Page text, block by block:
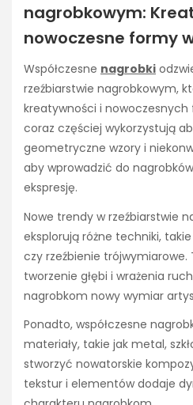
nagrobkowym:
nowoczesne formy
Współczesne nagrobki
rzeźbiarstwie nagrobkowym,
kreatywności i
coraz częściej wykorzystują
geometryczne wzory i
aby wprowadzić do
ekspresję.
Nowe trendy w rzeźbiarstwie
eksplorują różne techniki,
czy rzeźbienie
tworzenie głębi i wrażenia
nagrobkom nowy wymiar
Ponadto, współczesne
materiały, takie jak metal,
stworzyć nowatorskie
tekstur i elementów dodaje